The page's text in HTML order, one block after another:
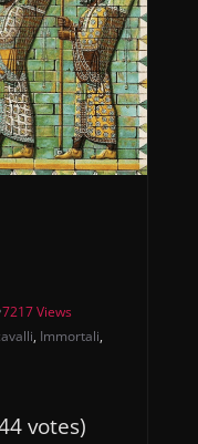
7217 Views
, Immortali,
votes)